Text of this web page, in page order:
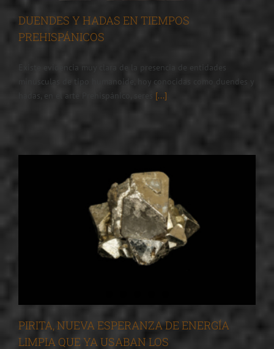
DUENDES Y HADAS EN TIEMPOS
PREHISPÁNICOS
Existe evidencia muy clara de la presencia de entidades
minúsculas de tipo humanoide, hoy conocidas como duendes y
hadas, en el arte Prehispánico, seres [...]
PIRITA, NUEVA ESPERANZA DE ENERGÍA
LIMPIA QUE YA USABAN LOS